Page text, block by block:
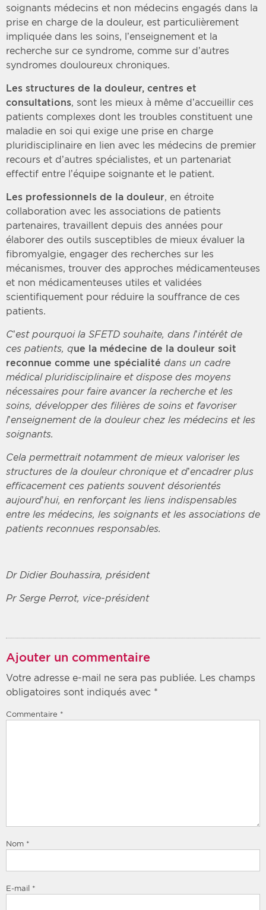
soignants médecins et non médecins engagés dans la
prise en charge de la douleur, est particulièrement
impliquée dans les soins, l’enseignement et la
recherche sur ce syndrome, comme sur d’autres
syndromes douloureux chroniques.
Les structures de la douleur, centres et
consultations, sont les mieux à même d’accueillir ces
patients complexes dont les troubles constituent une
maladie en soi qui exige une prise en charge
pluridisciplinaire en lien avec les médecins de premier
recours et d’autres spécialistes, et un partenariat
effectif entre l’équipe soignante et le patient.
Les professionnels de la douleur, en étroite
collaboration avec les associations de patients
partenaires, travaillent depuis des années pour
élaborer des outils susceptibles de mieux évaluer la
fibromyalgie, engager des recherches sur les
mécanismes, trouver des approches médicamenteuses
et non médicamenteuses utiles et validées
scientifiquement pour réduire la souffrance de ces
patients.
C’est pourquoi la SFETD souhaite, dans l’intérêt de
ces patients, que la médecine de la douleur soit
reconnue comme une spécialité dans un cadre
médical pluridisciplinaire et dispose des moyens
nécessaires pour faire avancer la recherche et les
soins, développer des filières de soins et favoriser
l’enseignement de la douleur chez les médecins et les
soignants.
Cela permettrait notamment de mieux valoriser les
structures de la douleur chronique et d’encadrer plus
efficacement ces patients souvent désorientés
aujourd’hui, en renforçant les liens indispensables
entre les médecins, les soignants et les associations de
patients reconnues responsables.
Dr Didier Bouhassira, président
Pr Serge Perrot, vice-président
Ajouter un commentaire
Votre adresse e-mail ne sera pas publiée. Les champs
obligatoires sont indiqués avec *
Commentaire *
Nom *
E-mail *